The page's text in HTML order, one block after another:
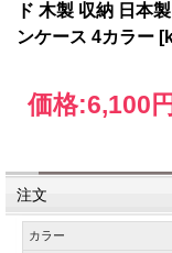
ド 木製 収納 日本
ンケース 4カラー
価格:6,100円
注文
カラー